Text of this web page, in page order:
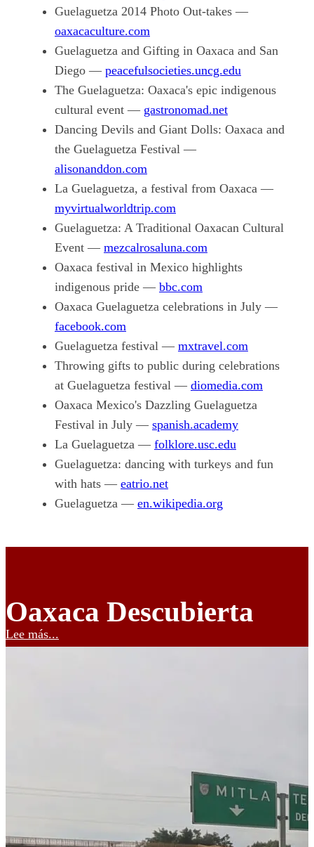
Guelaguetza 2014 Photo Out-takes —
oaxacaculture.com
Guelaguetza and Gifting in Oaxaca and San
Diego — peacefulsocieties.uncg.edu
The Guelaguetza: Oaxaca's epic indigenous
cultural event — gastronomad.net
Dancing Devils and Giant Dolls: Oaxaca and
the Guelaguetza Festival —
alisonanddon.com
La Guelaguetza, a festival from Oaxaca —
myvirtualworldtrip.com
Guelaguetza: A Traditional Oaxacan Cultural
Event — mezcalrosaluna.com
Oaxaca festival in Mexico highlights
indigenous pride — bbc.com
Oaxaca Guelaguetza celebrations in July —
facebook.com
Guelaguetza festival — mxtravel.com
Throwing gifts to public during celebrations
at Guelaguetza festival — diomedia.com
Oaxaca Mexico's Dazzling Guelaguetza
Festival in July — spanish.academy
La Guelaguetza — folklore.usc.edu
Guelaguetza: dancing with turkeys and fun
with hats — eatrio.net
Guelaguetza — en.wikipedia.org
Oaxaca Descubierta
Lee más...